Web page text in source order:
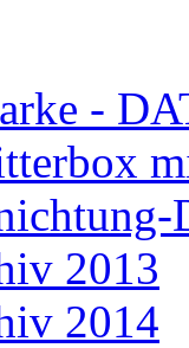
-
2013
2014